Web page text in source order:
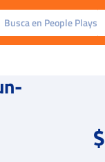
en People Plays
$